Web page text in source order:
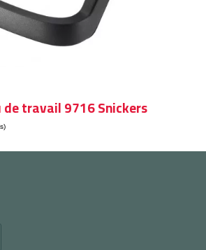
travail 9716 Snickers